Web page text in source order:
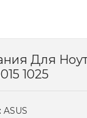
Для
1025
ASUS